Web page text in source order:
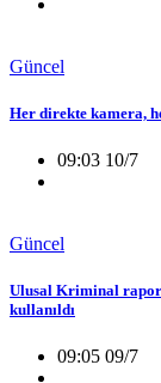
Güncel
Her direkte kamera,
09:03 10/7
Güncel
Ulusal Kriminal
kullanıldı
09:05 09/7